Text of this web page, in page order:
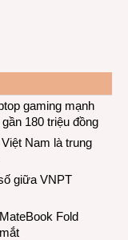
gaming mạnh
180 triệu đồng
Nam là trung
giữa VNPT
Fold